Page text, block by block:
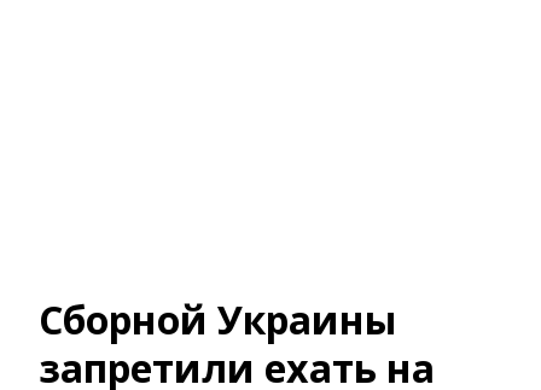
Сборной Украины
запретили ехать на